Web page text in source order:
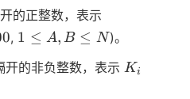
的正整数，表示
, 1≤A,B≤N
1 ≤ A, B ≤ N)。
开的非负整数，表示K_i
Ki